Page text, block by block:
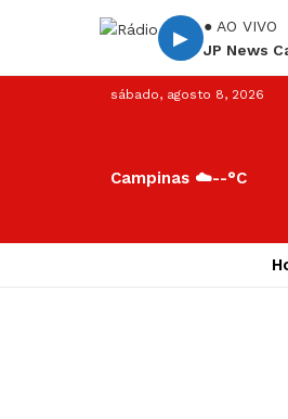
▶
● AO VIVO
JP News
sábado, agosto 8, 2026
Campinas ☁️--°C